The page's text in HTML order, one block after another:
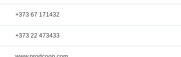
+373 67 171432
+373 22 473433